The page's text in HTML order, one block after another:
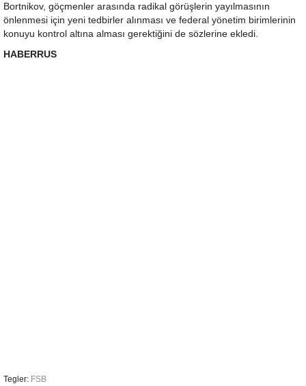
Bortnikov, göçmenler arasında radikal görüşlerin yayılmasının
önlenmesi için yeni tedbirler alınması ve federal yönetim birimlerinin
konuyu kontrol altına alması gerektiğini de sözlerine ekledi.
HABERRUS
Tegler: FSB